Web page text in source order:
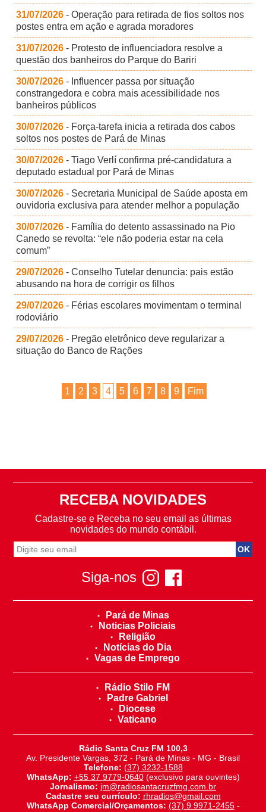
31/07/2026 - Operação para retirada de fios soltos nos
postes entra em ação e agrada moradores
31/07/2026 - Protesto de influenciadora resolve a
questão dos banheiros do Parque do Bariri
30/07/2026 - Influencer passa por situação
constrangedora e cobra mais acessibilidade nos
banheiros públicos
30/07/2026 - Força-tarefa inicia a retirada dos cabos
soltos nos postes de Pará de Minas
30/07/2026 - Tiago Verlí confirma pré-candidatura a
deputado estadual por Pará de Minas
30/07/2026 - Secretaria Municipal de Saúde aposta em
ouvidoria exclusiva para atender melhor a população
30/07/2026 - Família do detento assassinado na Pio
Canedo se revolta: “ele não poderia estar na cela
comum”
29/07/2026 - Conselho Tutelar denuncia: pais estão
abusando na hora de corrigir os filhos
29/07/2026 - Férias escolares movimentam o terminal
rodoviário
29/07/2026 - Pregão eletrônico deve regularizar a
situação do Banco de Rações
1 2 3 4 5 6 7 8 9 Fim
RECEBA NOVIDADES
Cadastre-se e Receba no seu email as últimas
novidades do mundo contábil.
Siga-nos
Pará de Minas
Noticias Policiais
Religião
Notícias do Dia
Vagas de Emprego
Rádio Stilo FM
Padre Gabriel
Diocese
Vaticano
Rádio Santa Cruz FM 100,3
Av. Presidente Vargas, 372 - Pará de Minas - MG - Brasil
Telefone: (37) 3232-1588
WhatsApp: +55 37 9779-0640(exclusivo para ouvintes)
Jornalismo: jm@radiosantacruzfmg.com.br
Cadastre seu currículo: rhradios@gmail.com
WhatsApp Comercial/Orçamentos: (37) 9 9971-2455-